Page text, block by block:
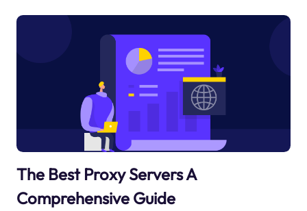
The Best Proxy Servers A
Comprehensive Guide